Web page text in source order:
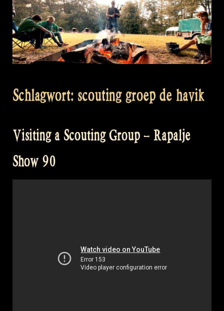
Schlagwort: scouting groep de havik
Visiting a Scouting Group – Rapalje
Show 90